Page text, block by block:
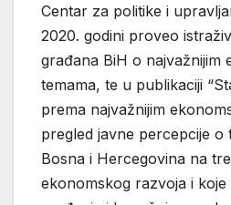
Centar za politike i
2020. godini proveo
građana BiH o najvažnijim
temama, te u publikaciji
prema najvažnijim
pregled javne percepcije o
Bosna i Hercegovina na
ekonomskog razvoja i